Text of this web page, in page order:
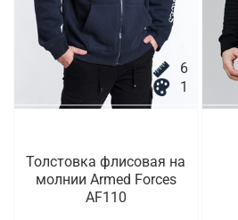
6
1
Толстовка флисовая на
молнии Armed Forces
AF110